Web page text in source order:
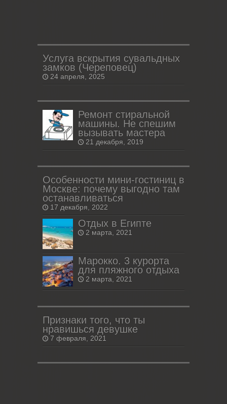
Услуга вскрытия сувальдных
замков (Череповец)
24 апреля, 2025
Ремонт стиральной
машины. Не спешим
вызывать мастера
21 декабря, 2019
Особенности мини-гостиниц в
Москве: почему выгодно там
останавливаться
17 декабря, 2022
Отдых в Египте
2 марта, 2021
Марокко. 3 курорта
для пляжного отдыха
2 марта, 2021
Признаки того, что ты
нравишься девушке
7 февраля, 2021